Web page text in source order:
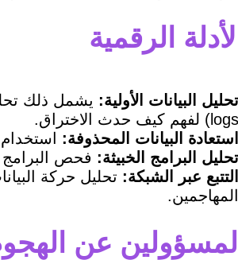
الرقمية
تحليل البيانات الأولية:
logs) لفهم كيف حدث الاختراق.
استعادة البيانات المحذوفة:
تحليل البرامج الخبيثة: فحص البرامج
التتبع عبر الشبكة:
المهاجمين.
عن